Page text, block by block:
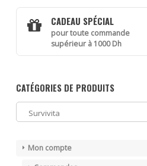
CADEAU SPÉCIAL
pour toute commande
supérieur à 1000 Dh
CATÉGORIES DE PRODUITS
Mon compte